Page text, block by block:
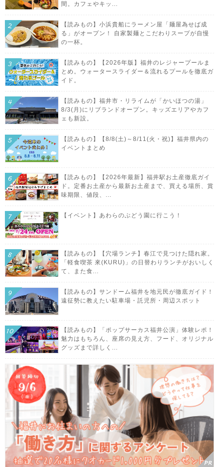
間。カフェやキッ...
【読みもの】小浜貴船にラーメン屋「麺屋為せば成
る」がオープン！ 自家製麺とこだわりスープが自慢
の一杯。
【読みもの】【2026年版】福井のレジャープールま
とめ。ウォータースライダー＆流れるプールを徹底ガ
イド。
【読みもの】福井市・リライムが「かいほつの湯」
8/3(月)にリブランドオープン。キッズエリアやカフ
ェも新設。
【読みもの】【8/8(土)～8/11(火・祝)】福井県内の
イベントまとめ
【読みもの】【2026年最新】福井駅お土産徹底ガイ
ド。定番お土産から最新お土産まで、買える場所、賞
味期限、値段、...
【イベント】あわらのぶどう園に行こう！
【読みもの】【穴場ランチ】春江で見つけた隠れ家。
「軽食喫茶 來(KURU)」の日替わりランチがおいしく
て、また食...
【読みもの】サンドーム福井を地元民が徹底ガイド！
遠征勢に教えたい駐車場・託児所・周辺スポット
【読みもの】「ポップサーカス福井公演」体験レポ！
魅力はもちろん、座席の見え方、フード、オリジナル
グッズまで詳しく...